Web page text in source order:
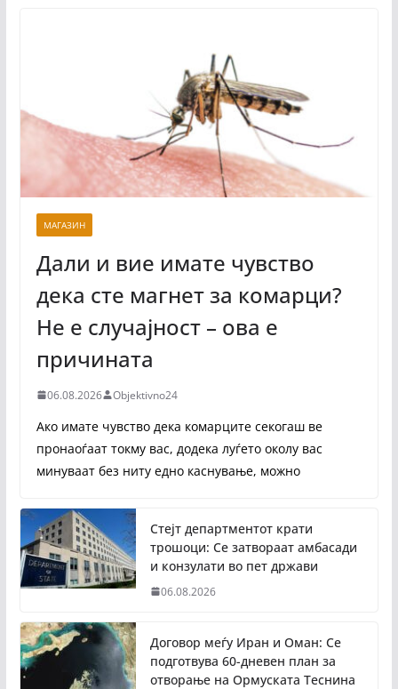
МАГАЗИН
Дали и вие имате чувство
дека сте магнет за комарци?
Не е случајност – ова е
причината
06.08.2026 Objektivno24
Ако имате чувство дека комарците секогаш ве
пронаоѓаат токму вас, додека луѓето околу вас
минуваат без ниту едно каснување, можно
Стејт департментот крати
трошоци: Се затвораат амбасади
и конзулати во пет држави
06.08.2026
Договор меѓу Иран и Оман: Се
подготвува 60-дневен план за
отворање на Ормуската Теснина